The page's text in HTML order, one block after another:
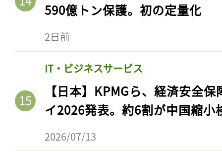
590億トン保護。初の定量化
2日前
IT・ビジネスサービス
【日本】KPMGら、経済安全
イ2026発表。約6割が中国縮小
2026/07/13